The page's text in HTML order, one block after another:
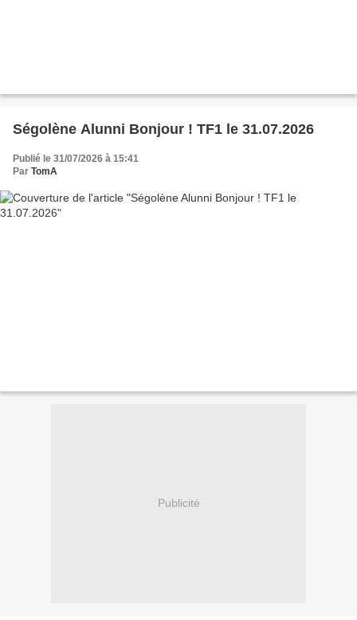
Ségolène Alunni Bonjour ! TF1 le 31.07.2026
Publié le 31/07/2026 à 15:41
Par TomA
Publicité